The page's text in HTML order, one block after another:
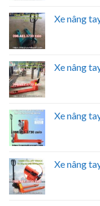
Xe nâng
Xe nâng
Xe nâng
Xe nâng